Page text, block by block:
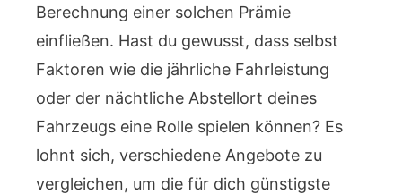
Berechnung einer solchen Prämie
einfließen. Hast du gewusst, dass selbst
Faktoren wie die jährliche Fahrleistung
oder der nächtliche Abstellort deines
Fahrzeugs eine Rolle spielen können? Es
lohnt sich, verschiedene Angebote zu
vergleichen, um die für dich günstigste